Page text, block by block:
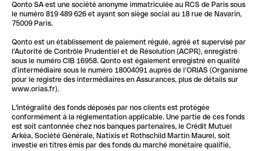
Glossaire finance
Qonto SA est une société anonyme immatriculée au RCS de Paris sous
le numéro 819 489 626 et ayant son siège social au 18 rue de Navarin,
75009 Paris.
Qonto est un établissement de paiement régulé, agréé et supervisé par
l'Autorité de Contrôle Prudentiel et de Résolution (ACPR), enregistré
sous le numéro CIB 16958. Qonto est également enregistré en qualité
d’intermédiaire sous le numéro 18004091 auprès de l’ORIAS (Organisme
pour le registre des intermédiaires en Assurances, plus de détails sur
www.orias.fr).
L'intégralité des fonds déposés par nos clients est protégée
conformément à la réglementation applicable. Une partie de ces fonds
est soit cantonnée chez nos banques partenaires, le Crédit Mutuel
Arkéa, Société Générale, Natixis et Rothschild Martin Maurel, soit
investie en titres émis par des fonds du marché monétaire qualifié,